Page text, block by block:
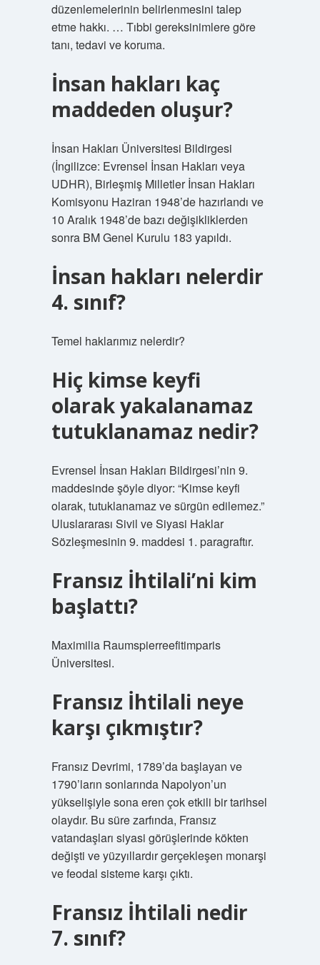
düzenlemelerinin belirlenmesini talep
etme hakkı. … Tıbbi gereksinimlere göre
tanı, tedavi ve koruma.
İnsan hakları kaç
maddeden oluşur?
İnsan Hakları Üniversitesi Bildirgesi
(İngilizce: Evrensel İnsan Hakları veya
UDHR), Birleşmiş Milletler İnsan Hakları
Komisyonu Haziran 1948’de hazırlandı ve
10 Aralık 1948’de bazı değişikliklerden
sonra BM Genel Kurulu 183 yapıldı.
İnsan hakları nelerdir
4. sınıf?
Temel haklarımız nelerdir?
Hiç kimse keyfi
olarak yakalanamaz
tutuklanamaz nedir?
Evrensel İnsan Hakları Bildirgesi’nin 9.
maddesinde şöyle diyor: “Kimse keyfi
olarak, tutuklanamaz ve sürgün edilemez.”
Uluslararası Sivil ve Siyasi Haklar
Sözleşmesinin 9. maddesi 1. paragraftır.
Fransız İhtilali’ni kim
başlattı?
Maximilia Raumspierreefitimparis
Üniversitesi.
Fransız İhtilali neye
karşı çıkmıştır?
Fransız Devrimi, 1789’da başlayan ve
1790’ların sonlarında Napolyon’un
yükselişiyle sona eren çok etkili bir tarihsel
olaydır. Bu süre zarfında, Fransız
vatandaşları siyasi görüşlerinde kökten
değişti ve yüzyıllardır gerçekleşen monarşi
ve feodal sisteme karşı çıktı.
Fransız İhtilali nedir
7. sınıf?